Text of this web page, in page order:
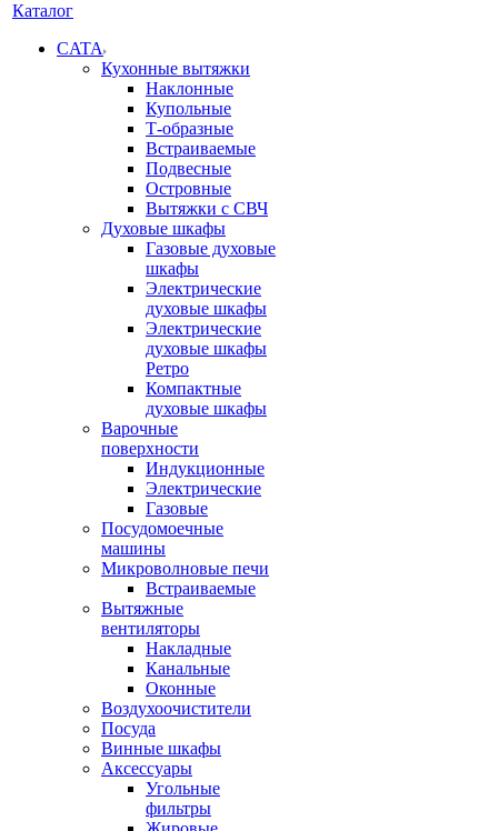
Каталог
CATA
Кухонные вытяжки
Наклонные
Купольные
Т-образные
Встраиваемые
Подвесные
Островные
Вытяжки с СВЧ
Духовые шкафы
Газовые духовые
шкафы
Электрические
духовые шкафы
Электрические
духовые шкафы
Ретро
Компактные
духовые шкафы
Варочные
поверхности
Индукционные
Электрические
Газовые
Посудомоечные
машины
Микроволновые печи
Встраиваемые
Вытяжные
вентиляторы
Накладные
Канальные
Оконные
Воздухоочистители
Посуда
Винные шкафы
Аксессуары
Угольные
фильтры